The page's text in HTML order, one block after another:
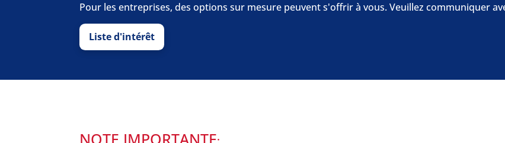
Pour les entreprises, des options sur mesure peuvent s'offrir à vous. Veuillez communiquer
Liste d'intérêt